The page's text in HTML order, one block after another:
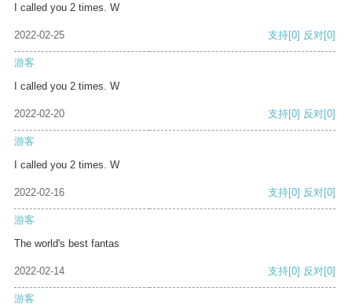
I called you 2 times. W
2022-02-25 支持[0] 反对[0]
游客
I called you 2 times. W
2022-02-20 支持[0] 反对[0]
游客
I called you 2 times. W
2022-02-16 支持[0] 反对[0]
游客
The world's best fantas
2022-02-14 支持[0] 反对[0]
游客